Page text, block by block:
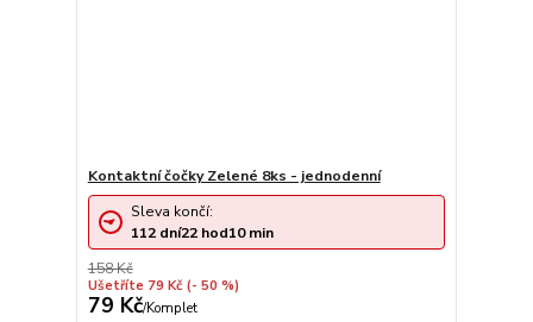
Kontaktní čočky Zelené 8ks - jednodenní
158 Kč
Ušetříte 79 Kč (- 50 %)
79 Kč/Komplet
Sleva končí:
112 dní22 hod10min